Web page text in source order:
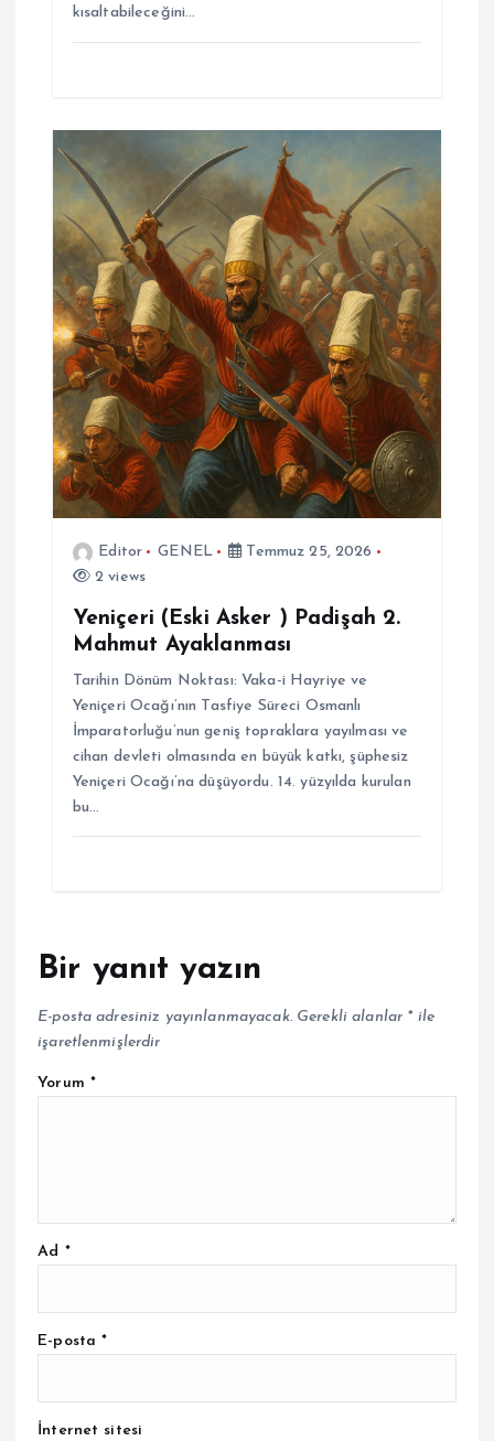
kısaltabileceğini…
Editor GENEL
Temmuz 25, 2026
2 views
Yeniçeri (Eski Asker ) Padişah 2.
Mahmut Ayaklanması
Tarihin Dönüm Noktası: Vaka-i Hayriye ve
Yeniçeri Ocağı’nın Tasfiye Süreci Osmanlı
İmparatorluğu’nun geniş topraklara yayılması ve
cihan devleti olmasında en büyük katkı, şüphesiz
Yeniçeri Ocağı’na düşüyordu. 14. yüzyılda kurulan
bu…
Bir yanıt yazın
E-posta adresiniz yayınlanmayacak. Gerekli alanlar *ile
işaretlenmişlerdir
Yorum *
Ad *
E-posta*
İnternet sitesi